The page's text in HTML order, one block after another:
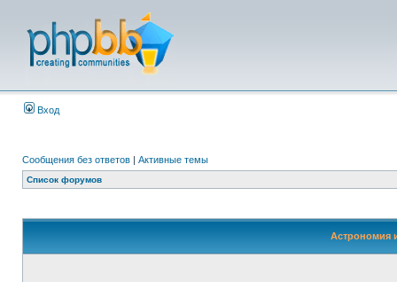
Вход
Сообщения без ответов | Активные темы
Список форумов
Астрономия